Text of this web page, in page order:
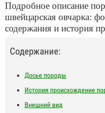
Подробное описание
швейцарская овчарка:
содержания и история
Содержание:
Досье породы
История происхождение
Внешний вид